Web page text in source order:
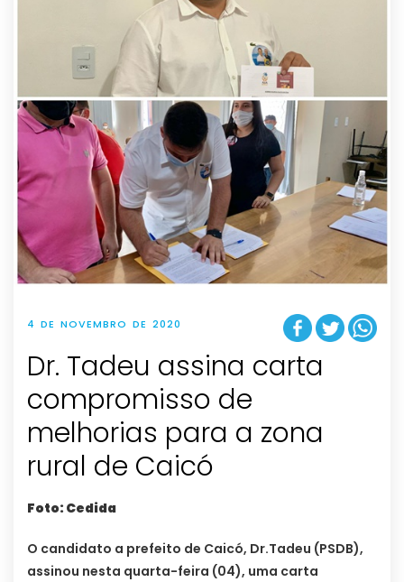
4 DE NOVEMBRO DE 2020
Dr. Tadeu assina carta
compromisso de
melhorias para a zona
rural de Caicó
Foto: Cedida
O candidato a prefeito de Caicó, Dr.Tadeu (PSDB),
assinou nesta quarta-feira (04), uma carta